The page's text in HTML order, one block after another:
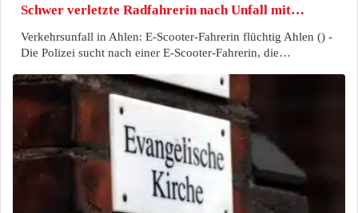
Schwer verletzte Radfahrerin nach Unfall mit…
Verkehrsunfall in Ahlen: E-Scooter-Fahrerin flüchtig Ahlen () -
Die Polizei sucht nach einer E-Scooter-Fahrerin, die…